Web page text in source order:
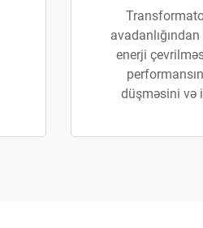
enerji
düşməsini və